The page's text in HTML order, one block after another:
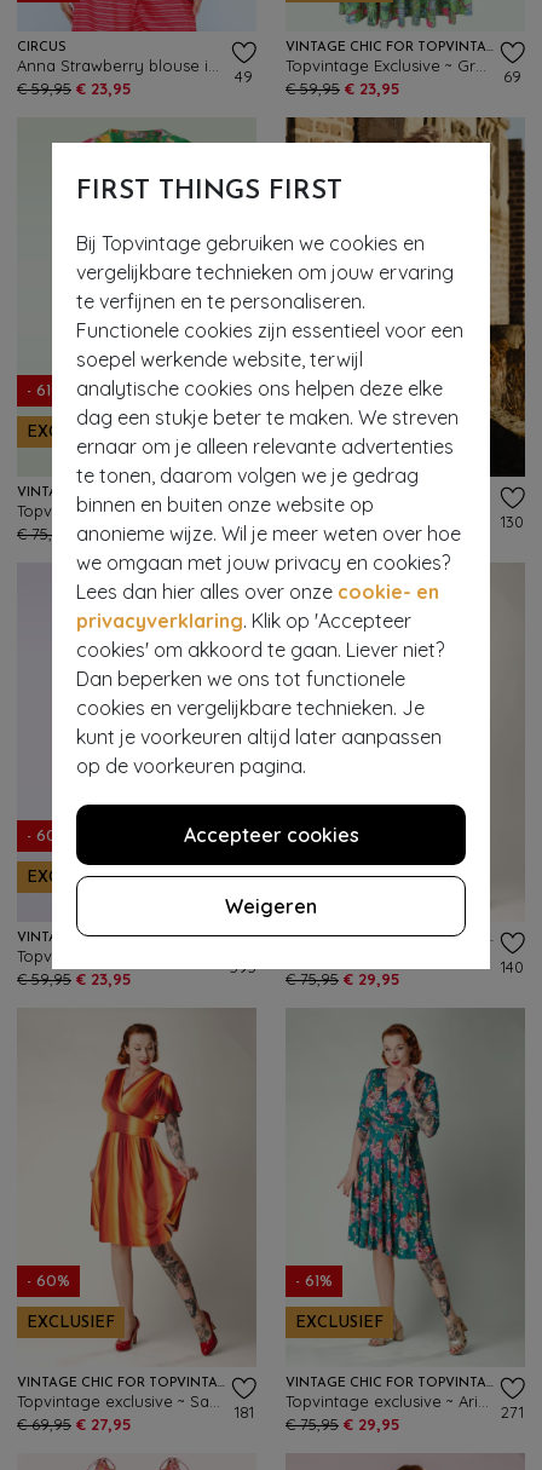
FIRST THINGS FIRST
Bij Topvintage gebruiken we cookies en
vergelijkbare technieken om jouw ervaring
te verfijnen en te personaliseren.
Functionele cookies zijn essentieel voor een
soepel werkende website, terwijl
analytische cookies ons helpen deze elke
dag een stukje beter te maken. We streven
ernaar om je alleen relevante advertenties
te tonen, daarom volgen we je gedrag
binnen en buiten onze website op
anonieme wijze. Wil je meer weten over hoe
we omgaan met jouw privacy en cookies?
Lees dan hier alles over onze cookie- en
privacyverklaring. Klik op 'Accepteer
cookies' om akkoord te gaan. Liever niet?
Dan beperken we ons tot functionele
cookies en vergelijkbare technieken. Je
kunt je voorkeuren altijd later aanpassen
op de voorkeuren pagina.
Accepteer cookies
Weigeren
CIRCUS
€ 59,95 € 23,95
49
VINTAGE CHIC FOR TOPVINTAGE
€ 59,95 € 23,95
69
- 61%
EXCLUSIEF
Topvintage exclusive ~ Layla floral cross over jurk in groen en multi
€ 75,95
€ 29,95
243
€ 109,95 € 43,95
130
- 60%
EXCLUSIEF
VINTAGE CHIC FOR TOPVINTAGE
€ 59,95 € 23,95
595
- 61%
EXCLUSIEF
VINTAGE CHIC FOR TOPVINTAGE
€ 75,95 € 29,95
140
- 60%
EXCLUSIEF
VINTAGE CHIC FOR TOPVINTAGE
€ 69,95 € 27,95
181
- 61%
EXCLUSIEF
VINTAGE CHIC FOR TOPVINTAGE
€ 75,95 € 29,95
271